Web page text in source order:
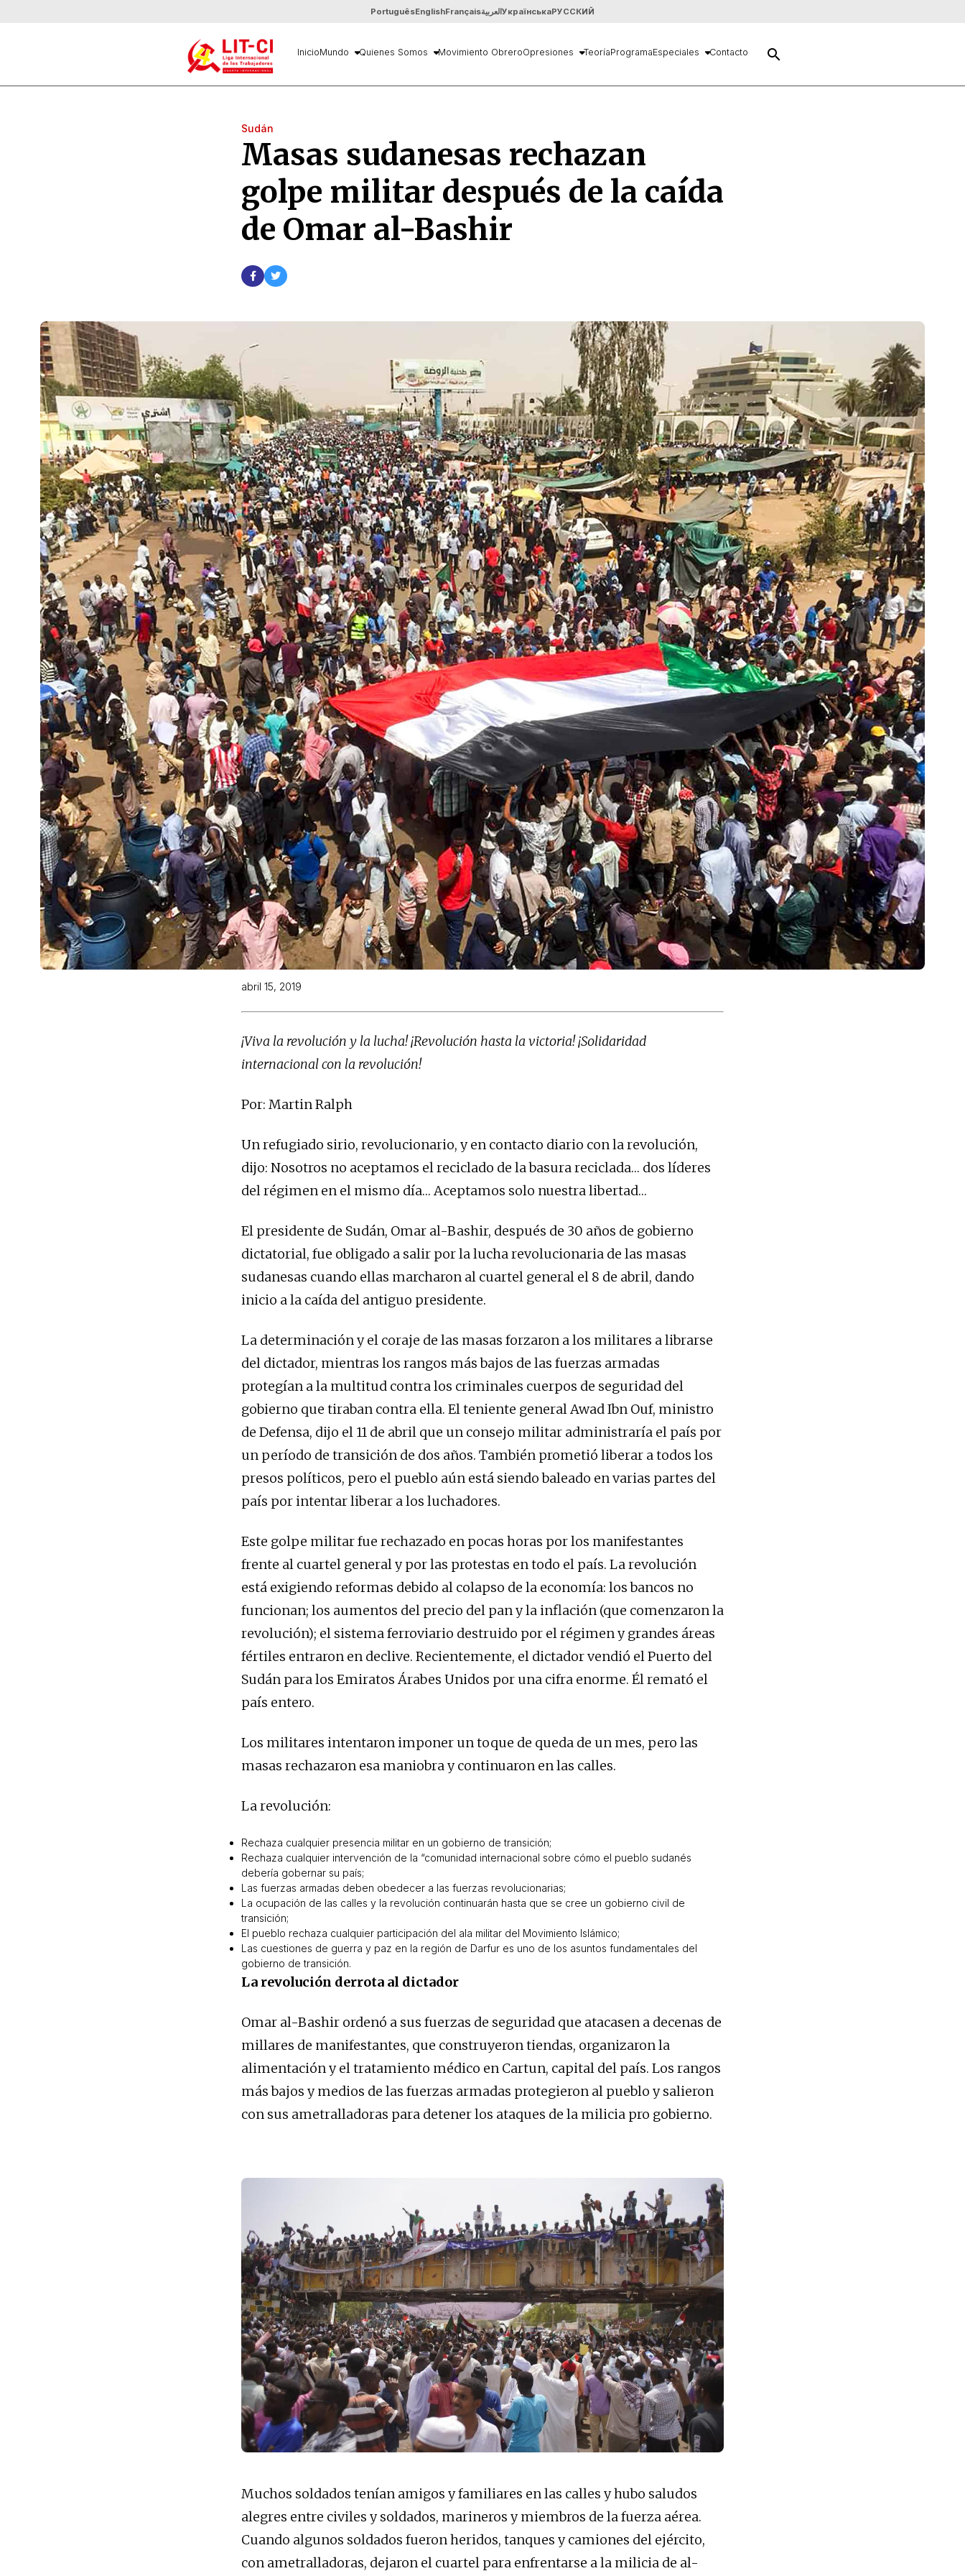
PortuguêsEnglishFrançaisالعربيةУкраїнськаРУССКИЙ
InicioMundo Quienes Somos Movimiento ObreroOpresiones TeoríaProgramaEspeciales Contacto search
Sudán
Masas sudanesas rechazan
golpe militar después de la caída
de Omar al-Bashir
abril 15, 2019
¡Viva la revolución y la lucha! ¡Revolución hasta la victoria! ¡Solidaridad
internacional con la revolución!
Por: Martin Ralph
Un refugiado sirio, revolucionario, y en contacto diario con la revolución,
dijo: Nosotros no aceptamos el reciclado de la basura reciclada… dos líderes
del régimen en el mismo día… Aceptamos solo nuestra libertad…
El presidente de Sudán, Omar al-Bashir, después de 30 años de gobierno
dictatorial, fue obligado a salir por la lucha revolucionaria de las masas
sudanesas cuando ellas marcharon al cuartel general el 8 de abril, dando
inicio a la caída del antiguo presidente.
La determinación y el coraje de las masas forzaron a los militares a librarse
del dictador, mientras los rangos más bajos de las fuerzas armadas
protegían a la multitud contra los criminales cuerpos de seguridad del
gobierno que tiraban contra ella. El teniente general Awad Ibn Ouf, ministro
de Defensa, dijo el 11 de abril que un consejo militar administraría el país por
un período de transición de dos años. También prometió liberar a todos los
presos políticos, pero el pueblo aún está siendo baleado en varias partes del
país por intentar liberar a los luchadores.
Este golpe militar fue rechazado en pocas horas por los manifestantes
frente al cuartel general y por las protestas en todo el país. La revolución
está exigiendo reformas debido al colapso de la economía: los bancos no
funcionan; los aumentos del precio del pan y la inflación (que comenzaron la
revolución); el sistema ferroviario destruido por el régimen y grandes áreas
fértiles entraron en declive. Recientemente, el dictador vendió el Puerto del
Sudán para los Emiratos Árabes Unidos por una cifra enorme. Él remató el
país entero.
Los militares intentaron imponer un toque de queda de un mes, pero las
masas rechazaron esa maniobra y continuaron en las calles.
La revolución:
Rechaza cualquier presencia militar en un gobierno de transición;
Rechaza cualquier intervención de la “comunidad internacional sobre cómo el pueblo sudanés
debería gobernar su país;
Las fuerzas armadas deben obedecer a las fuerzas revolucionarias;
La ocupación de las calles y la revolución continuarán hasta que se cree un gobierno civil de
transición;
El pueblo rechaza cualquier participación del ala militar del Movimiento Islámico;
Las cuestiones de guerra y paz en la región de Darfur es uno de los asuntos fundamentales del
gobierno de transición.
La revolución derrota al dictador
Omar al-Bashir ordenó a sus fuerzas de seguridad que atacasen a decenas de
millares de manifestantes, que construyeron tiendas, organizaron la
alimentación y el tratamiento médico en Cartun, capital del país. Los rangos
más bajos y medios de las fuerzas armadas protegieron al pueblo y salieron
con sus ametralladoras para detener los ataques de la milicia pro gobierno.
Muchos soldados tenían amigos y familiares en las calles y hubo saludos
alegres entre civiles y soldados, marineros y miembros de la fuerza aérea.
Cuando algunos soldados fueron heridos, tanques y camiones del ejército,
con ametralladoras, dejaron el cuartel para enfrentarse a la milicia de al-